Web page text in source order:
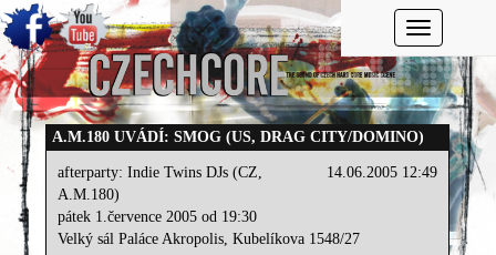
Toggle
A.M.180 UVÁDÍ: SMOG (US, DRAG CITY/DOMINO)
14.06.2005 12:49
afterparty: Indie Twins DJs (CZ,
A.M.180)
pátek 1.července 2005 od 19:30
Velký sál Paláce Akropolis, Kubelíkova 1548/27